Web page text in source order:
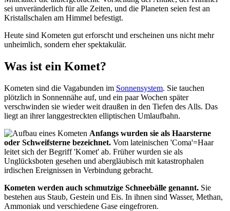
sei unveränderlich für alle Zeiten, und die Planeten seien fest an
Kristallschalen am Himmel befestigt.
Heute sind Kometen gut erforscht und erscheinen uns nicht mehr
unheimlich, sondern eher spektakulär.
Was ist ein Komet?
Kometen sind die Vagabunden im Sonnensystem. Sie tauchen
plötzlich in Sonnennähe auf, und ein paar Wochen später
verschwinden sie wieder weit draußen in den Tiefen des Alls. Das
liegt an ihrer langgestreckten elliptischen Umlaufbahn.
Anfangs wurden sie als Haarsterne
oder Schweifsterne bezeichnet. Vom lateinischen 'Coma'=Haar
leitet sich der Begriff 'Komet' ab. Früher wurden sie als
Unglücksboten gesehen und abergläubisch mit katastrophalen
irdischen Ereignissen in Verbindung gebracht.
Kometen werden auch schmutzige Schneebälle genannt. Sie
bestehen aus Staub, Gestein und Eis. In ihnen sind Wasser, Methan,
Ammoniak und verschiedene Gase eingefroren.